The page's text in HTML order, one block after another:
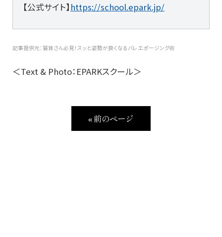
【公式サイト】 https://school.epark.jp/
記事提供元：猫背さん必見！スッと姿勢が良くなるバレエポージング術
＜Text & Photo：EPARKスクール＞
« 前のページ